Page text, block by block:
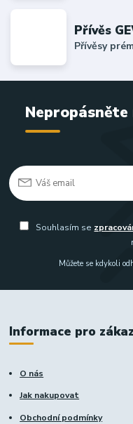
Přívěs
Přívěsy
Nepropásněte
Souhlasím se
Můžete se kdykoli
Informace pro
O nás
Jak nakupovat
Obchodní podmínky